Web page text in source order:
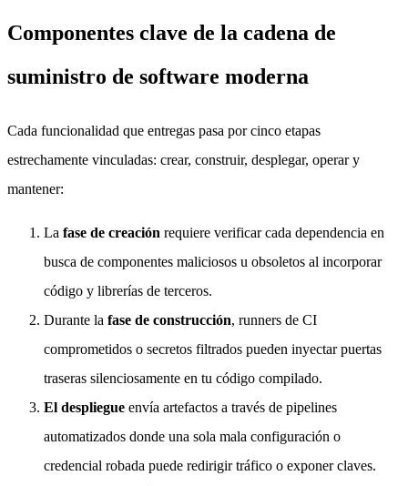
Componentes clave de la cadena de
suministro de software moderna
Cada funcionalidad que entregas pasa por cinco etapas
estrechamente vinculadas: crear, construir, desplegar, operar y
mantener:
La fase de creación requiere verificar cada dependencia en
busca de componentes maliciosos u obsoletos al incorporar
código y librerías de terceros.
Durante la fase de construcción, runners de CI
comprometidos o secretos filtrados pueden inyectar puertas
traseras silenciosamente en tu código compilado.
El despliegue envía artefactos a través de pipelines
automatizados donde una sola mala configuración o
credencial robada puede redirigir tráfico o exponer claves.